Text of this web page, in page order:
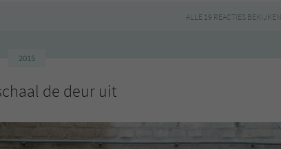
ALLE 19 REACTIES BEKIJKEN
2015
de deur uit